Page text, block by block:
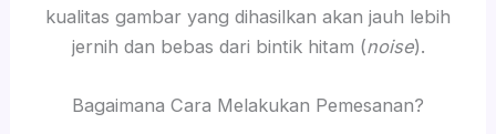
kualitas gambar yang dihasilkan akan jauh lebih
jernih dan bebas dari bintik hitam (noise).
Bagaimana Cara Melakukan Pemesanan?